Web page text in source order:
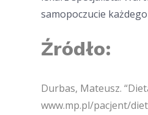
samopoczucie
Źródło:
Durbas, Mateusz.
www.mp.pl/pacjent/